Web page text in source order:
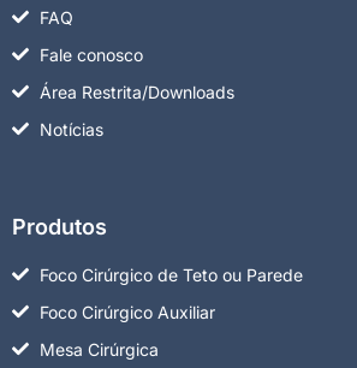
FAQ
Fale conosco
Área Restrita/Downloads
Notícias
Produtos
Foco Cirúrgico de Teto ou Parede
Foco Cirúrgico Auxiliar
Mesa Cirúrgica